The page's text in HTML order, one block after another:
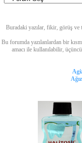
Buradaki yazılar, fikir, görüş ve
Bu forumda yazılanlardan bir
amacı ile kullanılabilir,